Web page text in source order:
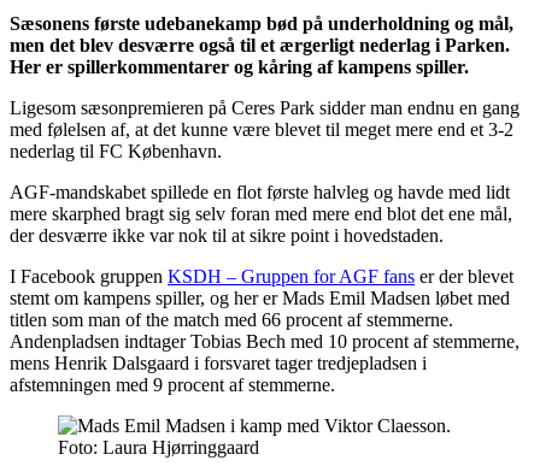
Sæsonens første udebanekamp bød på underholdning og mål,
men det blev desværre også til et ærgerligt nederlag i Parken.
Her er spillerkommentarer og kåring af kampens spiller.
Ligesom sæsonpremieren på Ceres Park sidder man endnu en gang
med følelsen af, at det kunne være blevet til meget mere end et 3-2
nederlag til FC København.
AGF-mandskabet spillede en flot første halvleg og havde med lidt
mere skarphed bragt sig selv foran med mere end blot det ene mål,
der desværre ikke var nok til at sikre point i hovedstaden.
I Facebook gruppen KSDH – Gruppen for AGF fans er der blevet
stemt om kampens spiller, og her er Mads Emil Madsen løbet med
titlen som man of the match med 66 procent af stemmerne.
Andenpladsen indtager Tobias Bech med 10 procent af stemmerne,
mens Henrik Dalsgaard i forsvaret tager tredjepladsen i
afstemningen med 9 procent af stemmerne.
Foto: Laura Hjørringgaard